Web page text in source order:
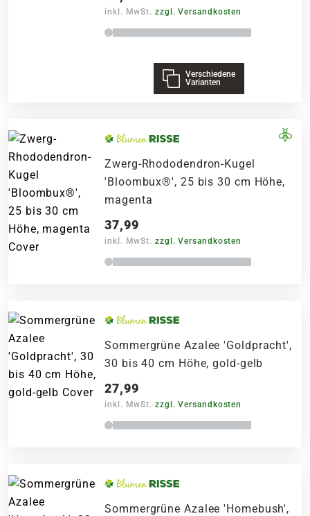
inkl. MwSt. zzgl. Versandkosten
Verschiedene
Varianten
Zwerg-Rhododendron-Kugel
'Bloombux®', 25 bis 30 cm Höhe,
magenta
37,99
inkl. MwSt. zzgl. Versandkosten
Sommergrüne Azalee 'Goldpracht',
30 bis 40 cm Höhe, gold-gelb
27,99
inkl. MwSt. zzgl. Versandkosten
Sommergrüne Azalee 'Homebush',